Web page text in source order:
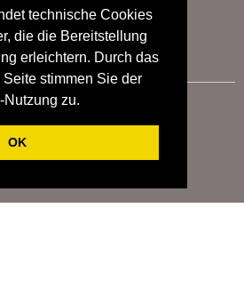
technische Cookies
die die Bereitstellung
erleichtern. Durch das
stimmen Sie der
Nutzung zu.
OK
FANS